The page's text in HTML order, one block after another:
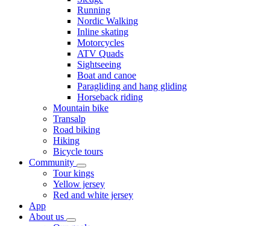
Running
Nordic Walking
Inline skating
Motorcycles
ATV Quads
Sightseeing
Boat and canoe
Paragliding and hang gliding
Horseback riding
Mountain bike
Transalp
Road biking
Hiking
Bicycle tours
Community
Tour kings
Yellow jersey
Red and white jersey
App
About us